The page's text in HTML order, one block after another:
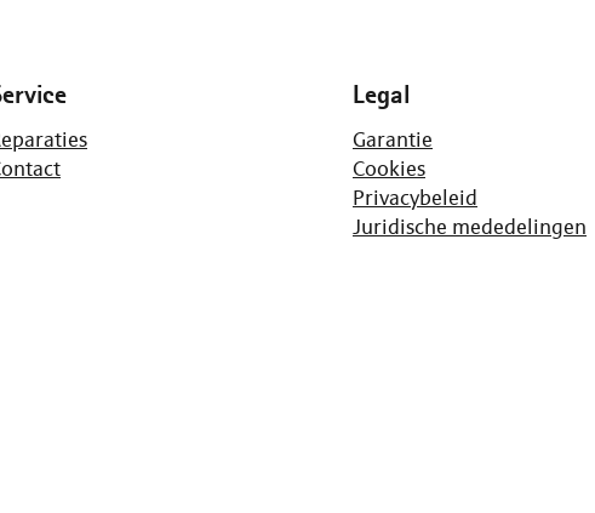
Legal
Garantie
Cookies
Privacybeleid
Juridische mededelingen